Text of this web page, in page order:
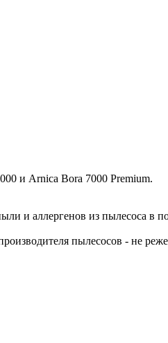
и Arnica Bora 7000 Premium.
и аллергенов из пылесоса в
пылесосов - не реже